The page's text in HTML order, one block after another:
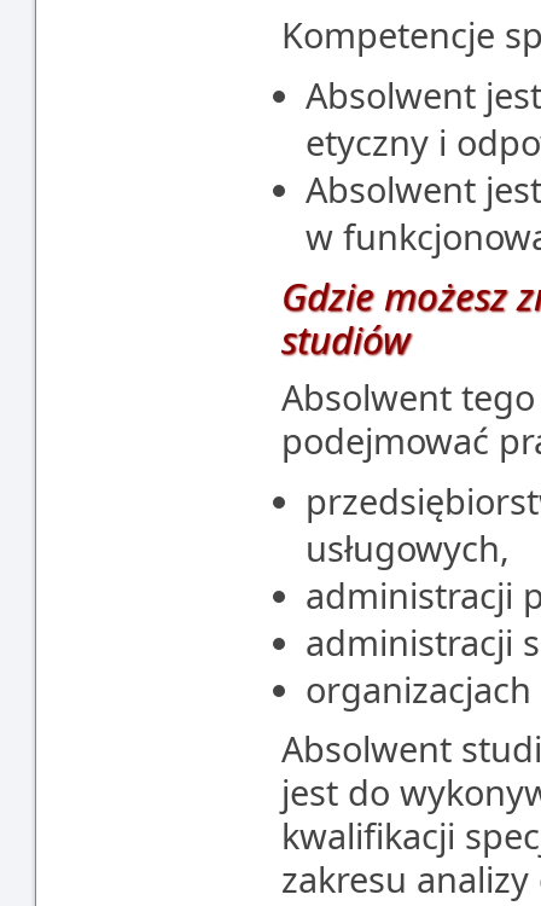
Kompetencje
Absolwent
etyczny i
Absolwent
w
Gdzie możesz
studiów
Absolwent
podejmować
usługowych,
administracji
administracji
Absolwent
jest do
kwalifikacji
zakresu